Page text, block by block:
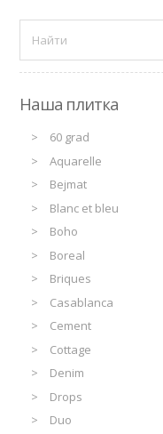
Наша плитка
60 grad
Aquarelle
Bejmat
Blanc et bleu
Boho
Boreal
Briques
Casablanca
Cement
Cottage
Denim
Drops
Duo